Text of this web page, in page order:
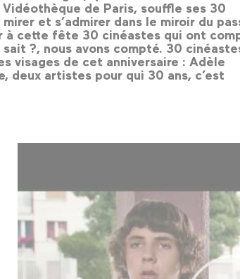
de Paris, souffle ses 30
et s’admirer dans le miroir du
à cette fête 30 cinéastes qui ont
?, nous avons compté. 30
visages de cet anniversaire : Adèle
deux artistes pour qui 30 ans, c’est